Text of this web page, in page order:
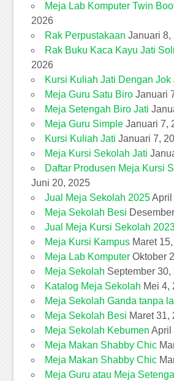
Meja Lab Komputer Twin
2026
Rak Perpustakaan Januari 8,
Rak Buku Kaca Kayu Jati
2026
Kursi Kuliah Jati Dengan Jok
Meja Guru Satu Biro Januari
Meja Setengah Biro Jati
Meja Guru Simple Januari 7,
Kursi Kuliah Jati Januari 7,
Meja Kursi Sekolah Jati
Daftar Produsen Meja Kursi
Juni 20, 2025
Jual Meja Sekolah 2025 April
Meja Sekolah Besi
Jual Meja Kursi Sekolah
Meja Kursi Kampus Maret
Meja Lab Komputer Oktober
Meja Sekolah September 30,
Katalog Meja Sekolah Mei 4,
Meja Sekolah Ganda tanpa
Meja Sekolah Besi Maret 31,
Meja Sekolah Kebumen April
Meja Makan Shabby Chic
Meja Makan Shabby Chic
Meja Guru atau Meja